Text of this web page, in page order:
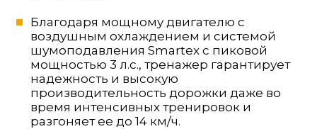
Благодаря мощному двигателю с
воздушным охлаждением и системой
шумоподавления Smartex с пиковой
мощностью 3 л.с., тренажер гарантирует
надежность и высокую
производительность дорожки даже во
время интенсивных тренировок и
разгоняет ее до 14 км/ч.